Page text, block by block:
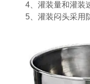
4、灌装量和灌装
5、灌装闷头采用